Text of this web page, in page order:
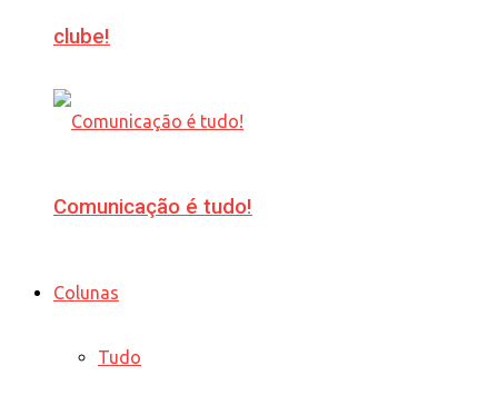
clube!
Comunicação é tudo!
Colunas
Tudo